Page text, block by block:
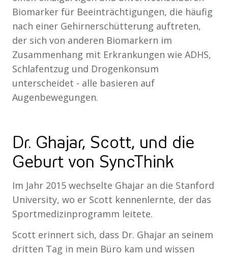
Biomarker für Beeinträchtigungen, die häufig
nach einer Gehirnerschütterung auftreten,
der sich von anderen Biomarkern im
Zusammenhang mit Erkrankungen wie ADHS,
Schlafentzug und Drogenkonsum
unterscheidet - alle basieren auf
Augenbewegungen.
Dr. Ghajar, Scott, und die
Geburt von SyncThink
Im Jahr 2015 wechselte Ghajar an die Stanford
University, wo er Scott kennenlernte, der das
Sportmedizinprogramm leitete.
Scott erinnert sich, dass Dr. Ghajar an seinem
dritten Tag in mein Büro kam und wissen